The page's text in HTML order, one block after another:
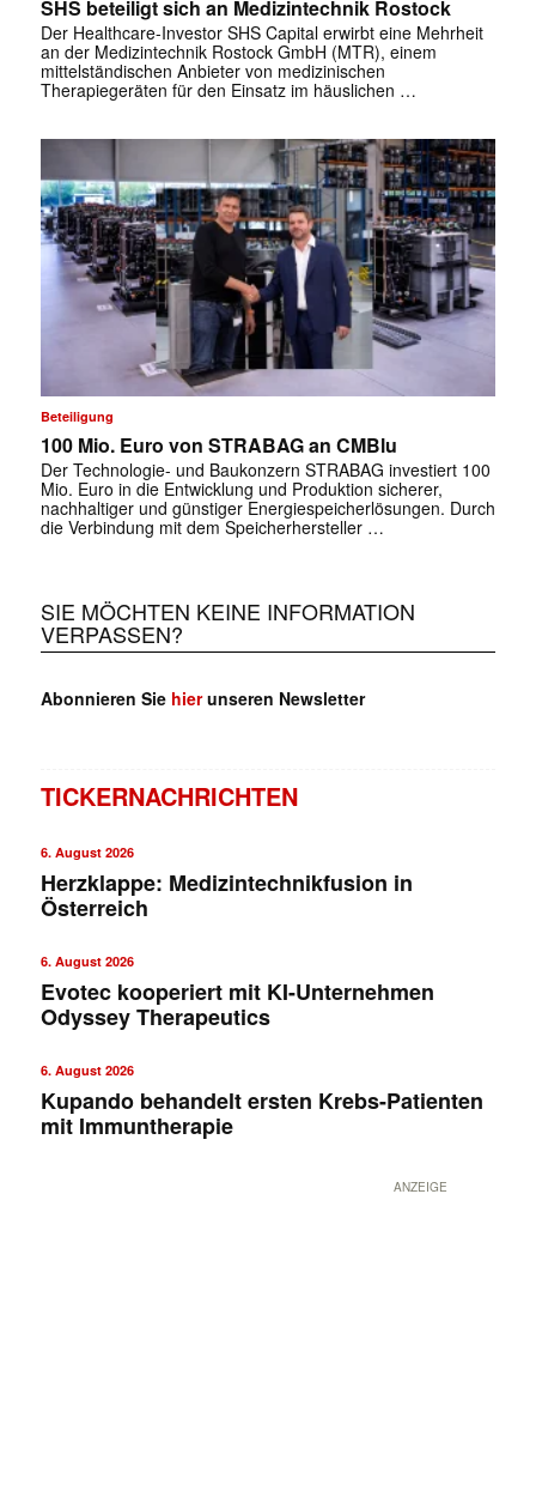
✕
SHS beteiligt sich an Medizintechnik Rostock
Der Healthcare-Investor SHS Capital erwirbt eine Mehrheit
an der Medizintechnik Rostock GmbH (MTR), einem
mittelständischen Anbieter von medizinischen
Therapiegeräten für den Einsatz im häuslichen …
Beteiligung
100 Mio. Euro von STRABAG an CMBlu
Der Technologie- und Baukonzern STRABAG investiert 100
Mio. Euro in die Entwicklung und Produktion sicherer,
nachhaltiger und günstiger Energiespeicherlösungen. Durch
die Verbindung mit dem Speicherhersteller …
SIE MÖCHTEN KEINE INFORMATION
VERPASSEN?
Abonnieren Sie hierunseren Newsletter
TICKERNACHRICHTEN
6. August 2026
Herzklappe: Medizintechnikfusion in
Österreich
6. August 2026
Evotec kooperiert mit KI-Unternehmen
Odyssey Therapeutics
6. August 2026
Kupando behandelt ersten Krebs-Patienten
mit Immuntherapie
ANZEIGE